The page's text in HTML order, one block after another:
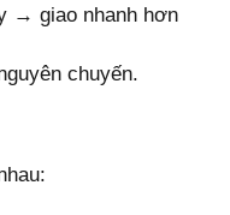
→ giao nhanh hơn
chuyến.